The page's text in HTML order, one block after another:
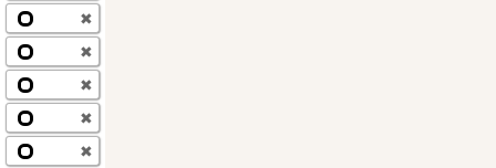
✖
✖
✖
✖
✖